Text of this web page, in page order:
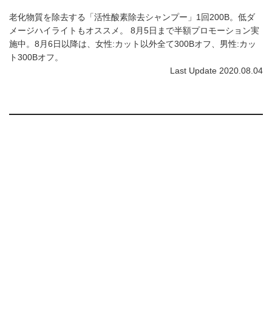
老化物質を除去する「活性酸素除去シャンプー」1回200B。低ダ
メージハイライトもオススメ。 8月5日まで半額プロモーション実
施中。8月6日以降は、女性:カット以外全て300Bオフ、男性:カッ
ト300Bオフ。
Last Update 2020.08.04